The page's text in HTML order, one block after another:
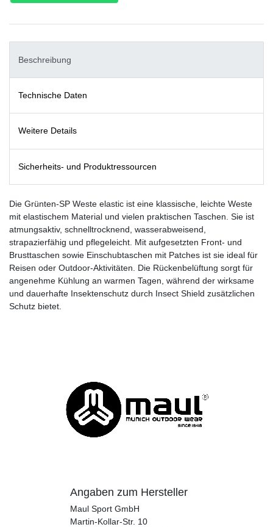
Beschreibung
Technische Daten
Weitere Details
Sicherheits- und Produktressourcen
Die Grünten-SP Weste elastic ist eine klassische, leichte Weste
mit elastischem Material und vielen praktischen Taschen. Sie ist
atmungsaktiv, schnelltrocknend, wasserabweisend,
strapazierfähig und pflegeleicht. Mit aufgesetzten Front- und
Brusttaschen sowie Einschubtaschen mit Patches ist sie ideal für
Reisen oder Outdoor-Aktivitäten. Die Rückenbelüftung sorgt für
angenehme Kühlung an warmen Tagen, während der wirksame
und dauerhafte Insektenschutz durch Insect Shield zusätzlichen
Schutz bietet.
Angaben zum Hersteller
Maul Sport GmbH
Martin-Kollar-Str. 10